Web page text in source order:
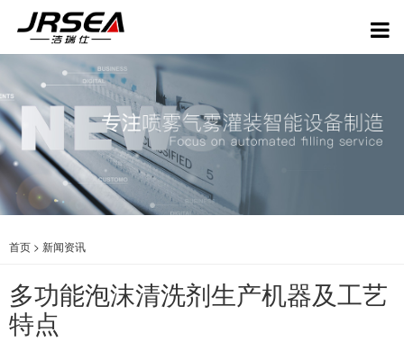
首页 > 新闻资讯
多功能泡沫清洗剂生产机器及工艺
特点